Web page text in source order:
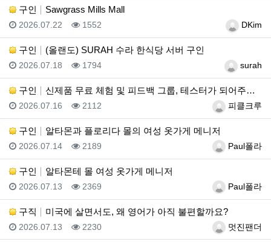
구인 Sawgrass Mills Mall
등록자DKim
등록일
2026.07.22 조회
1552
구인 (올랜도) SURAH 수라 한식당 서버 구인
등록자surah
등록일
2026.07.18 조회
1794
구인 신제품 무료 체험 및 피드백 그룹, 테스터가 되어주세요…
등록자피클크루
등록일
2026.07.16 조회
2112
구인 알타몬과 플로리다 몰의 여성 옷가게 메니저
등록자Paul폴라
등록일
2026.07.14 조회
2189
구인 알타몬테 몰 여성 옷가게 메니저
등록자Paul폴라
등록일
2026.07.13 조회
2369
구직 미국에 살면서도, 왜 영어가 아직 불편할까요?
등록자멋진팬더
등록일
2026.07.13 조회
2230